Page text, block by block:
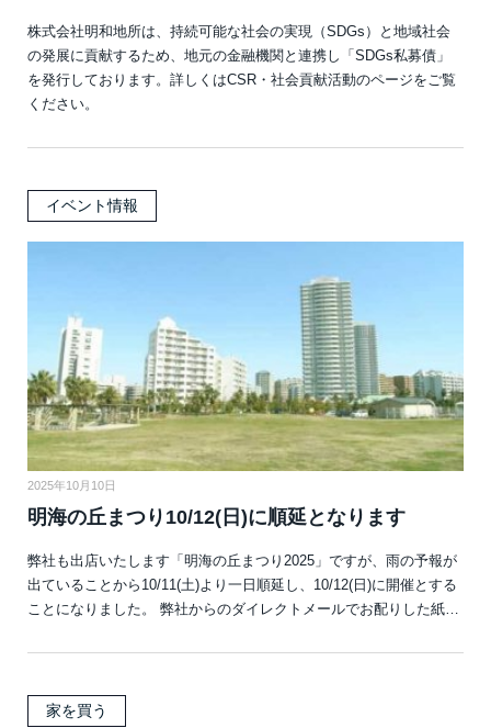
株式会社明和地所は、持続可能な社会の実現（SDGs）と地域社会
の発展に貢献するため、地元の金融機関と連携し「SDGs私募債」
を発行しております。詳しくはCSR・社会貢献活動のページをご覧
ください。
イベント情報
2025年10月10日
明海の丘まつり10/12(日)に順延となります
弊社も出店いたします「明海の丘まつり2025」ですが、雨の予報が
出ていることから10/11(土)より一日順延し、10/12(日)に開催とする
ことになりました。 弊社からのダイレクトメールでお配りした紙…
家を買う